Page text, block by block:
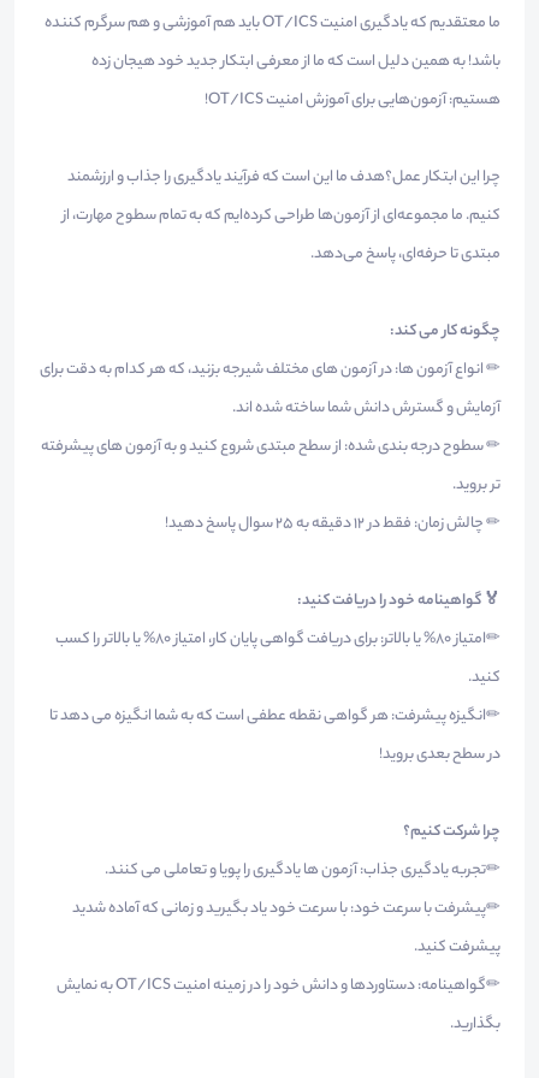
ما معتقدیم که یادگیری امنیت OT/ICS باید هم آموزشی و هم سرگرم کننده
باشد! به همین دلیل است که ما از معرفی ابتکار جدید خود هیجان زده
هستیم: آزمون‌هایی برای آموزش امنیت OT/ICS!
چرا این ابتکار عمل؟هدف ما این است که فرآیند یادگیری را جذاب و ارزشمند
کنیم. ما مجموعه‌ای از آزمون‌ها طراحی کرده‌ایم که به تمام سطوح مهارت، از
مبتدی تا حرفه‌ای، پاسخ می‌دهد.
چگونه کار می کند:
✏ انواع آزمون ها: در آزمون های مختلف شیرجه بزنید، که هر کدام به دقت برای
آزمایش و گسترش دانش شما ساخته شده اند.
✏ سطوح درجه بندی شده: از سطح مبتدی شروع کنید و به آزمون های پیشرفته
تر بروید.
✏ چالش زمان: فقط در 12 دقیقه به 25 سوال پاسخ دهید!
🏅 گواهینامه خود را دریافت کنید:
✏امتیاز 80% یا بالاتر: برای دریافت گواهی پایان کار، امتیاز 80% یا بالاتر را کسب
کنید.
✏انگیزه پیشرفت: هر گواهی نقطه عطفی است که به شما انگیزه می دهد تا
در سطح بعدی بروید!
چرا شرکت کنیم؟
✏تجربه یادگیری جذاب: آزمون ها یادگیری را پویا و تعاملی می کنند.
✏پیشرفت با سرعت خود: با سرعت خود یاد بگیرید و زمانی که آماده شدید
پیشرفت کنید.
✏گواهینامه: دستاوردها و دانش خود را در زمینه امنیت OT/ICS به نمایش
بگذارید.